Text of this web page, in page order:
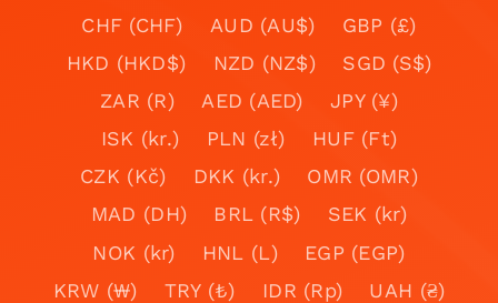
CHF (CHF)
AUD (AU$)
GBP (£)
HKD (HKD$)
NZD (NZ$)
SGD (S$)
ZAR (R)
AED (AED)
JPY (¥)
ISK (kr.)
PLN (zł)
HUF (Ft)
CZK (Kč)
DKK (kr.)
OMR (OMR)
MAD (DH)
BRL (R$)
SEK (kr)
NOK (kr)
HNL (L)
EGP (EGP)
KRW (₩)
TRY (₺) IDR (Rp)
UAH (₴)